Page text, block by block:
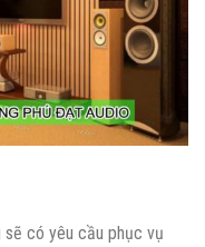
có yêu cầu phục vụ